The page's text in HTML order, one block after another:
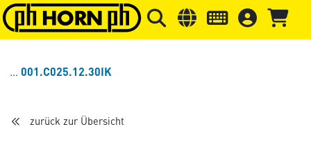
Springe zu Hauptinhalt Springe zum Header Springe
001.C025.12.30IK
zurück zur Übersicht